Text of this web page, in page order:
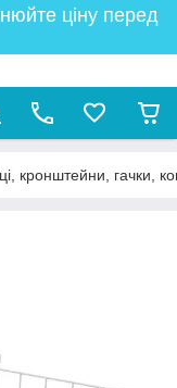
ціну перед
кронштейни, гачки,